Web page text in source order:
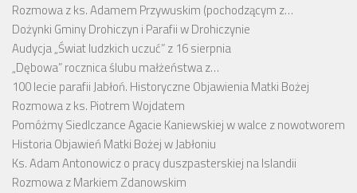
Rozmowa z ks. Adamem Przywuskim (pochodzącym z…
Dożynki Gminy Drohiczyn i Parafii w Drohiczynie
Audycja „Świat ludzkich uczuć” z 16 sierpnia
„Dębowa” rocznica ślubu małżeństwa z…
100 lecie parafii Jabłoń. Historyczne Objawienia Matki Bożej
Rozmowa z ks. Piotrem Wojdatem
Pomóżmy Siedlczance Agacie Kaniewskiej w walce z nowotworem
Historia Objawień Matki Bożej w Jabłoniu
Ks. Adam Antonowicz o pracy duszpasterskiej na Islandii
Rozmowa z Markiem Zdanowskim